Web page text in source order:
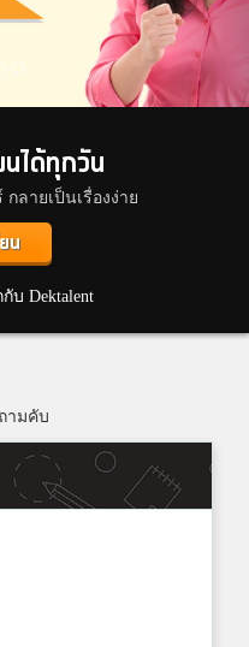
ได้ทุกวัน
ลายเป็นเรื่องง่าย
น
บ Dektalent
ามคับ